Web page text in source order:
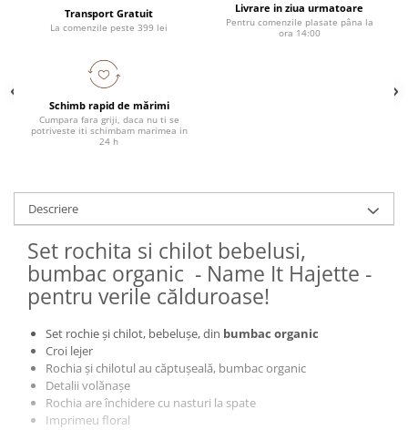
Transport Gratuit
La comenzile peste 399 lei
Livrare in ziua urmatoare
Pentru comenzile plasate pâna la
ora 14:00
Schimb rapid de mărimi
Cumpara fara griji, daca nu ti se
potriveste iti schimbam marimea in
24 h
Descriere
Set rochita si chilot bebelusi,
bumbac organic - Name It Hajette -
pentru verile călduroase!
Set rochie și chilot, bebelușe, din bumbac organic
Croi lejer
Rochia și chilotul au căptușeală, bumbac organic
Detalii volănașe
Rochia are închidere cu nasturi la spate
Imprimeu floral